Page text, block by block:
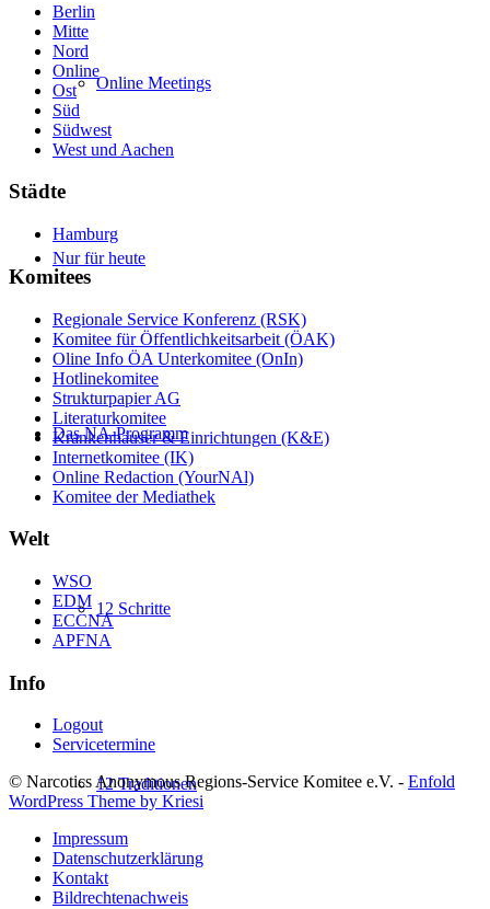
Online Meetings
Nur für heute
Das NA-Programm
12 Schritte
12 Traditionen
Berlin
Mitte
Nord
Online
Ost
Süd
Südwest
West und Aachen
Städte
Hamburg
Komitees
Regionale Service Konferenz (RSK)
Komitee für Öffentlichkeitsarbeit (ÖAK)
Oline Info ÖA Unterkomitee (OnIn)
Hotlinekomitee
Strukturpapier AG
Literaturkomitee
Krankenhäuser & Einrichtungen (K&E)
Internetkomitee (IK)
Online Redaction (YourNAl)
Komitee der Mediathek
Welt
WSO
EDM
ECCNA
APFNA
Info
Logout
Servicetermine
© Narcotics Anonymous Regions-Service Komitee e.V. - Enfold
WordPress Theme by Kriesi
Impressum
Datenschutzerklärung
Kontakt
Bildrechtenachweis